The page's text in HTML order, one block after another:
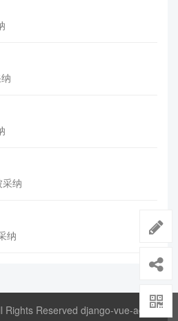
纳
纳
Reserved django-vue-admin